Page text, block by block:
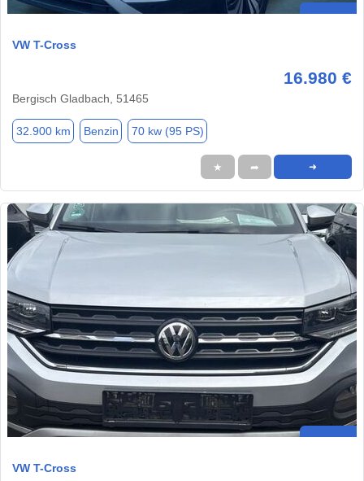
VW T-Cross
16.980 €
Bergisch Gladbach, 51465
32.900 km Benzin 70 kw (95 PS)
★ ➦ ➜
VW T-Cross